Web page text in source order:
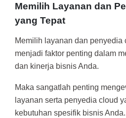
Memilih Layanan dan
yang Tepat
Memilih layanan dan penyedia
menjadi faktor penting dalam
dan kinerja bisnis Anda.
Maka sangatlah penting
layanan serta penyedia cloud
kebutuhan spesifik bisnis